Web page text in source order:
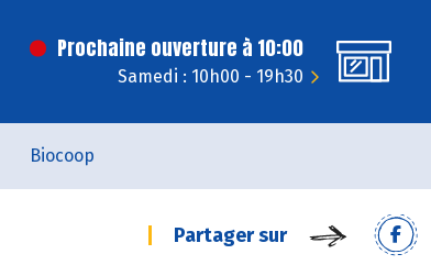
Prochaine ouverture à 10:00
Samedi : 10h00 - 19h30
Biocoop
Partager sur